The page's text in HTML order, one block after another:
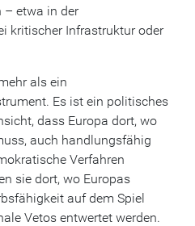
– etwa in der
kritischer Infrastruktur oder
als ein
Es ist ein politisches
dass Europa dort, wo
auch handlungsfähig
Verfahren
sie dort, wo Europas
auf dem Spiel
Vetos entwertet werden.